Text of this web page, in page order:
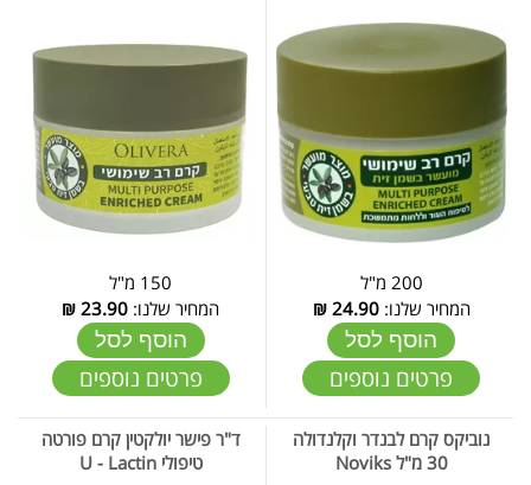
200 מ"ל
המחיר שלנו:24.90
₪
הוסף לסל
פרטים נוספים
150 מ"ל
המחיר שלנו: 23.90
₪
הוסף לסל
פרטים נוספים
נוביקס קרם לבנדר וקלנדולה
30 מ"ל Noviks
ד"ר פישר יולקטין קרם פורטה
טיפולי U - Lactin